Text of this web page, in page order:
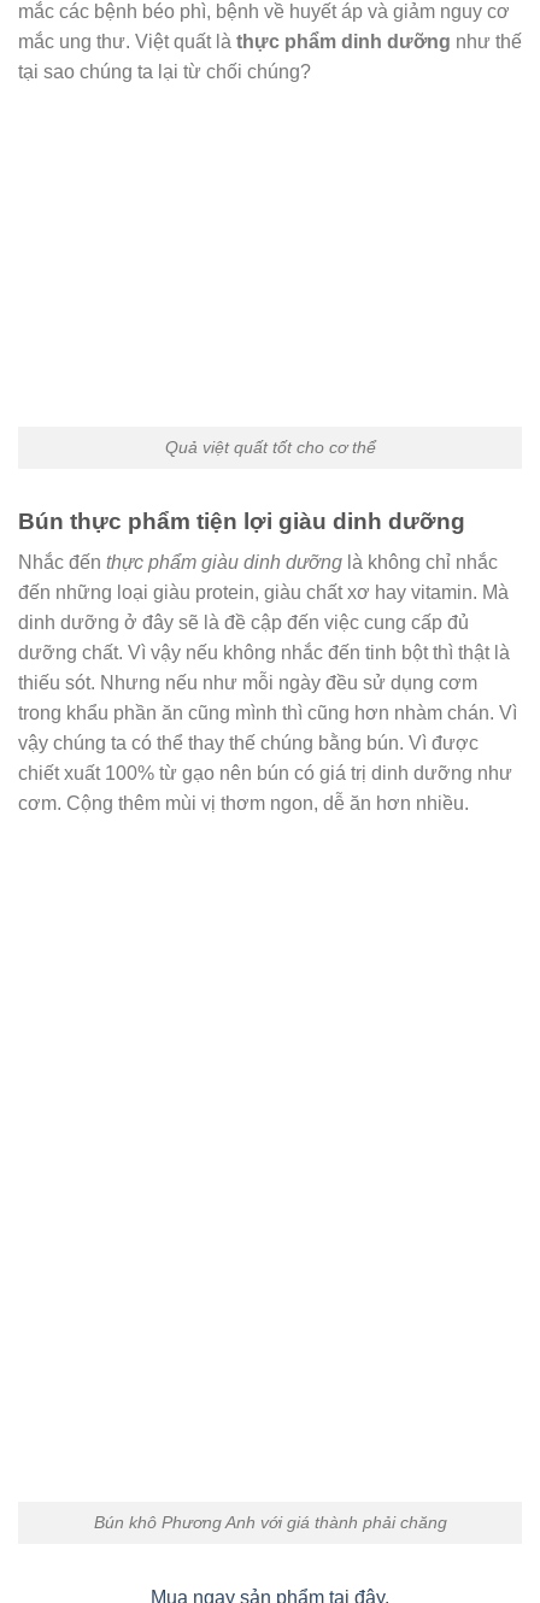
mắc các bệnh béo phì, bệnh về huyết áp và giảm nguy cơ
mắc ung thư. Việt quất là thực phẩm dinh dưỡng như thế
tại sao chúng ta lại từ chối chúng?
Quả việt quất tốt cho cơ thể
Bún thực phẩm tiện lợi giàu dinh dưỡng
Nhắc đến thực phẩm giàu dinh dưỡng là không chỉ nhắc
đến những loại giàu protein, giàu chất xơ hay vitamin. Mà
dinh dưỡng ở đây sẽ là đề cập đến việc cung cấp đủ
dưỡng chất. Vì vậy nếu không nhắc đến tinh bột thì thật là
thiếu sót. Nhưng nếu như mỗi ngày đều sử dụng cơm
trong khẩu phần ăn cũng mình thì cũng hơn nhàm chán. Vì
vậy chúng ta có thể thay thế chúng bằng bún. Vì được
chiết xuất 100% từ gạo nên bún có giá trị dinh dưỡng như
cơm. Cộng thêm mùi vị thơm ngon, dễ ăn hơn nhiều.
Bún khô Phương Anh với giá thành phải chăng
Mua ngay sản phẩm tại đây.